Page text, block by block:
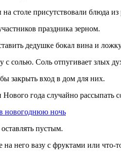
столе присутствовали блюда
праздника зерном.
дедушке бокал вина и
с солью. Соль отпугивает злых
закрыть вход в дом для них.
года случайно рассыпать
новогоднюю ночь
пустым.
на него вазу с фруктами или что-